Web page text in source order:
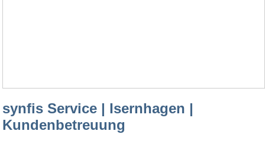
synfis Service | Isernhagen |
Kundenbetreuung